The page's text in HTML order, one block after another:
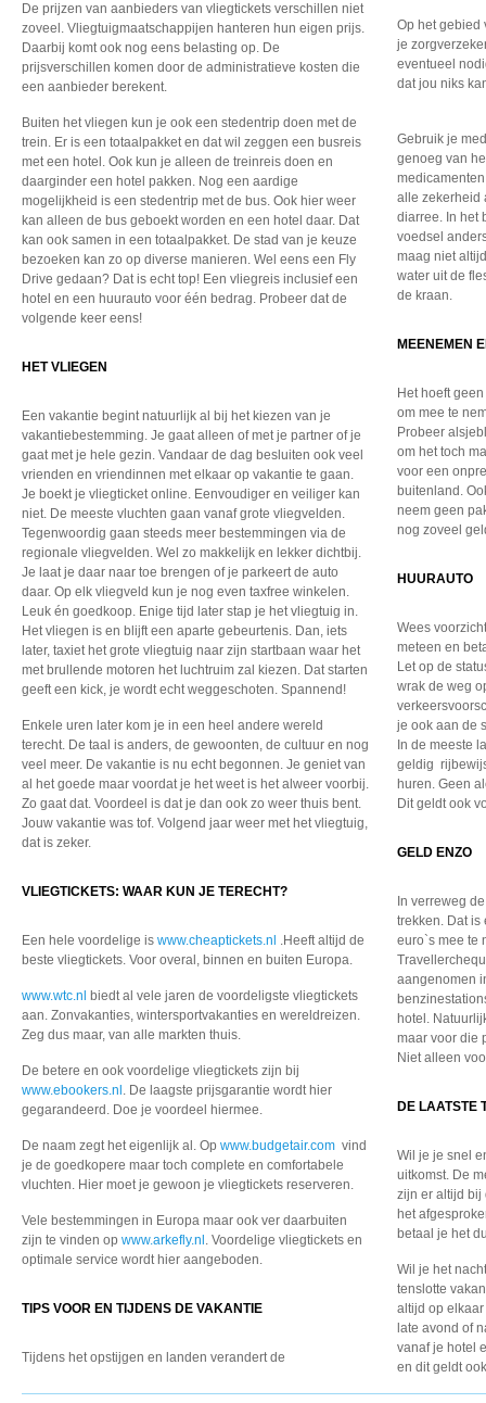
De prijzen van aanbieders van vliegtickets verschillen niet
zoveel. Vliegtuigmaatschappijen hanteren hun eigen prijs.
Daarbij komt ook nog eens belasting op. De
prijsverschillen komen door de administratieve kosten die
een aanbieder berekent.
Buiten het vliegen kun je ook een stedentrip doen met de
trein. Er is een totaalpakket en dat wil zeggen een busreis
met een hotel. Ook kun je alleen de treinreis doen en
daarginder een hotel pakken. Nog een aardige
mogelijkheid is een stedentrip met de bus. Ook hier weer
kan alleen de bus geboekt worden en een hotel daar. Dat
kan ook samen in een totaalpakket. De stad van je keuze
bezoeken kan zo op diverse manieren. Wel eens een Fly
Drive gedaan? Dat is echt top! Een vliegreis inclusief een
hotel en een huurauto voor één bedrag. Probeer dat de
volgende keer eens!
HET VLIEGEN
Een vakantie begint natuurlijk al bij het kiezen van je
vakantiebestemming. Je gaat alleen of met je partner of je
gaat met je hele gezin. Vandaar de dag besluiten ook veel
vrienden en vriendinnen met elkaar op vakantie te gaan.
Je boekt je vliegticket online. Eenvoudiger en veiliger kan
niet. De meeste vluchten gaan vanaf grote vliegvelden.
Tegenwoordig gaan steeds meer bestemmingen via de
regionale vliegvelden. Wel zo makkelijk en lekker dichtbij.
Je laat je daar naar toe brengen of je parkeert de auto
daar. Op elk vliegveld kun je nog even taxfree winkelen.
Leuk én goedkoop. Enige tijd later stap je het vliegtuig in.
Het vliegen is en blijft een aparte gebeurtenis. Dan, iets
later, taxiet het grote vliegtuig naar zijn startbaan waar het
met brullende motoren het luchtruim zal kiezen. Dat starten
geeft een kick, je wordt echt weggeschoten. Spannend!
Enkele uren later kom je in een heel andere wereld
terecht. De taal is anders, de gewoonten, de cultuur en nog
veel meer. De vakantie is nu echt begonnen. Je geniet van
al het goede maar voordat je het weet is het alweer voorbij.
Zo gaat dat. Voordeel is dat je dan ook zo weer thuis bent.
Jouw vakantie was tof. Volgend jaar weer met het vliegtuig,
dat is zeker.
VLIEGTICKETS: WAAR KUN JE TERECHT?
Een hele voordelige is www.cheaptickets.nl .Heeft altijd de
beste vliegtickets. Voor overal, binnen en buiten Europa.
www.wtc.nl biedt al vele jaren de voordeligste vliegtickets
aan. Zonvakanties, wintersportvakanties en wereldreizen.
Zeg dus maar, van alle markten thuis.
De betere en ook voordelige vliegtickets zijn bij
www.ebookers.nl . De laagste prijsgarantie wordt hier
gegarandeerd. Doe je voordeel hiermee.
De naam zegt het eigenlijk al. Op www.budgetair.com vind
je de goedkopere maar toch complete en comfortabele
vluchten. Hier moet je gewoon je vliegtickets reserveren.
Vele bestemmingen in Europa maar ook ver daarbuiten
zijn te vinden op www.arkefly.nl . Voordelige vliegtickets en
optimale service wordt hier aangeboden.
TIPS VOOR EN TIJDENS DE VAKANTIE
Tijdens het opstijgen en landen verandert de
Op het gebied
je
eventueel
dat jou niks
Gebruik je
genoeg van
alle zekerheid
diarree. In het
voedsel
maag niet
water uit de
de kraan.
MEENEMEN
Het hoeft
om mee te
Probeer
om het toch
voor een
buitenland.
neem geen
nog zoveel
HUURAUTO
Wees
meteen en
Let op de
wrak de weg
je ook aan de
In de meeste
geldig
huren. Geen
Dit geldt ook
GELD ENZO
In verreweg
trekken. Dat is
euro`s mee te
aangenomen
hotel.
maar voor die
Niet alleen
DE LAATSTE
Wil je je snel
uitkomst. De
zijn er altijd bij
het
betaal je het
Wil je het
tenslotte
altijd op
late avond of
vanaf je hotel
en dit geldt